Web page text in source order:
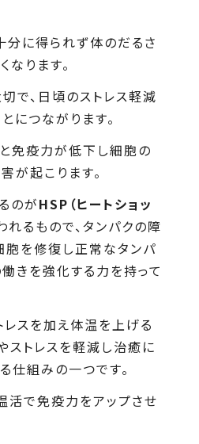
に得られず体のだるさ
なります。
で、日頃のストレス軽減
につながります。
免疫力が低下し細胞の
が起こります。
のがHSP（ヒートショッ
れるもので、タンパクの障
を修復し正常なタンパ
きを強化する力を持って
スを加え体温を上げる
ストレスを軽減し治癒に
仕組みの一つです。
活で免疫力をアップさせ